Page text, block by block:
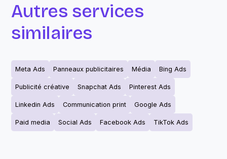
Autres services
similaires
Meta Ads Panneaux publicitaires Média Bing Ads
Publicité créative Snapchat Ads Pinterest Ads
Linkedin Ads Communication print Google Ads
Paid media Social Ads Facebook Ads TikTok Ads